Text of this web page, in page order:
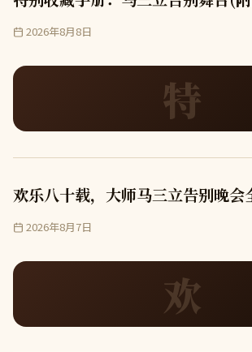
2026年8月8日
特
欢乐八十载，大师马三立告别晚会
2026年8月7日
欢